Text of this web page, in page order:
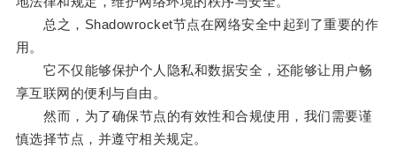
总之，Shadowrocket节点在网络安全中起到了重要的作
用。
它不仅能够保护个人隐私和数据安全，还能够让用户畅
享互联网的便利与自由。
然而，为了确保节点的有效性和合规使用，我们需要谨
慎选择节点，并遵守相关规定。